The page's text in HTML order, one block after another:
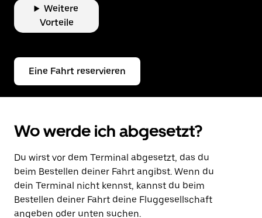
Weitere
Vorteile
Eine Fahrt reservieren
Wo werde ich abgesetzt?
Du wirst vor dem Terminal abgesetzt, das du
beim Bestellen deiner Fahrt angibst. Wenn du
dein Terminal nicht kennst, kannst du beim
Bestellen deiner Fahrt deine Fluggesellschaft
angeben oder unten suchen.